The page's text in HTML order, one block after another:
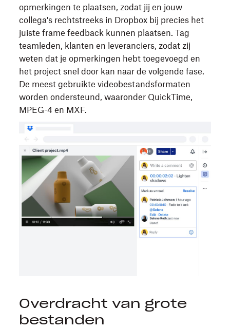
opmerkingen te plaatsen, zodat jij en jouw
collega's rechtstreeks in Dropbox bij precies het
juiste frame feedback kunnen plaatsen. Tag
teamleden, klanten en leveranciers, zodat zij
weten dat je opmerkingen hebt toegevoegd en
het project snel door kan naar de volgende fase.
De meest gebruikte videobestandsformaten
worden ondersteund, waaronder QuickTime,
MPEG-4 en MXF.
Overdracht van grote
bestanden